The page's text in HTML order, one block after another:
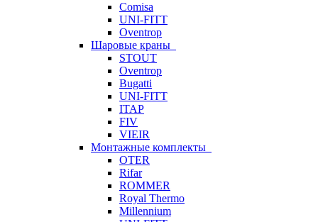
Comisa
UNI-FITT
Oventrop
Шаровые краны
STOUT
Oventrop
Bugatti
UNI-FITT
ITAP
FIV
VIEIR
Монтажные комплекты
OTER
Rifar
ROMMER
Royal Thermo
Millennium